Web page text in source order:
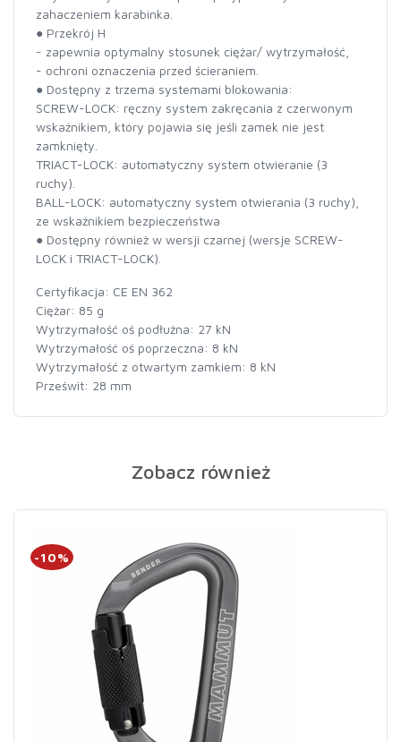
zahaczeniem karabinka.
● Przekrój H
- zapewnia optymalny stosunek ciężar/ wytrzymałość,
- ochroni oznaczenia przed ścieraniem.
● Dostępny z trzema systemami blokowania:
SCREW-LOCK: ręczny system zakręcania z czerwonym
wskaźnikiem, który pojawia się jeśli zamek nie jest
zamknięty.
TRIACT-LOCK: automatyczny system otwieranie (3
ruchy).
BALL-LOCK: automatyczny system otwierania (3 ruchy),
ze wskaźnikiem bezpieczeństwa
● Dostępny również w wersji czarnej (wersje SCREW-
LOCK i TRIACT-LOCK).
Certyfikacja: CE EN 362
Ciężar: 85 g
Wytrzymałość oś podłużna: 27 kN
Wytrzymałość oś poprzeczna: 8 kN
Wytrzymałość z otwartym zamkiem: 8 kN
Prześwit: 28 mm
Zobacz również
-10%